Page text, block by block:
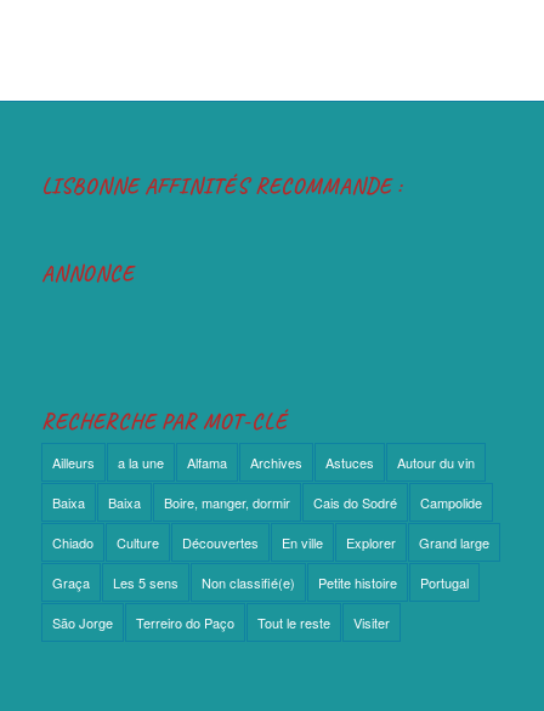
LISBONNE AFFINITÉS RECOMMANDE :
ANNONCE
RECHERCHE PAR MOT-CLÉ
Ailleurs a la une Alfama Archives Astuces Autour du vin
Baixa Baixa Boire, manger, dormir Cais do Sodré Campolide
Chiado Culture Découvertes En ville Explorer Grand large
Graça Les 5 sens Non classifié(e) Petite histoire Portugal
São Jorge Terreiro do Paço Tout le reste Visiter